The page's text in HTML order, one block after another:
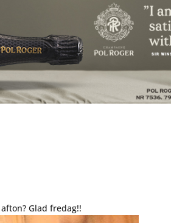
Glad fredag!!